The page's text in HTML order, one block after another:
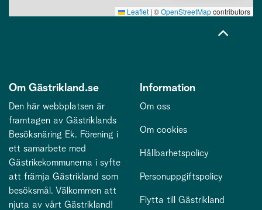
Leaflet | ©OpenStreetMapcontributors
Om Gästrikland.se
Den här webbplatsen är
framtagen av Gästriklands
Besöksnäring Ek. Förening i
ett samarbete med
Gästrikekommunerna i syfte
att främja Gästrikland som
besöksmål. Välkommen att
njuta av vårt Gästrikland!
Information
Om oss
Om cookies
Hållbarhetspolicy
Personuppgiftspolicy
Flytta till Gästrikland